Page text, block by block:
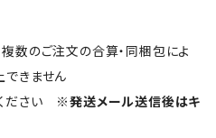
数のご注文の合算・同梱包によ
きません
ださい ※発送メール送信後はキ